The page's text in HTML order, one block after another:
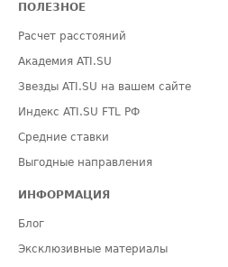
ПОЛЕЗНОЕ
Расчет расстояний
Академия ATI.SU
Звезды ATI.SU на вашем сайте
Индекс ATI.SU FTL РФ
Средние ставки
Выгодные направления
ИНФОРМАЦИЯ
Блог
Эксклюзивные материалы